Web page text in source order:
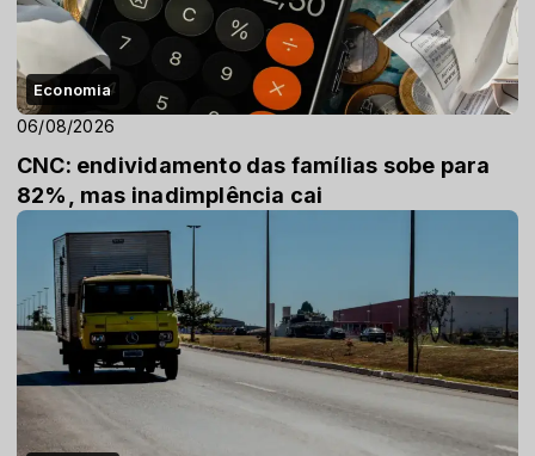
Economia
06/08/2026
CNC: endividamento das famílias sobe para
82%, mas inadimplência cai